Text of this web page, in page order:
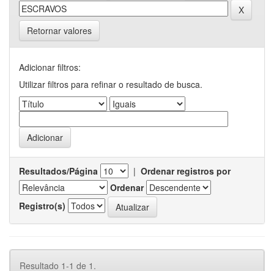
Retornar valores
Adicionar filtros:
Utilizar filtros para refinar o resultado de busca.
Resultados/Página | Ordenar registros por
Ordenar
Registro(s)
Resultado 1-1 de 1.